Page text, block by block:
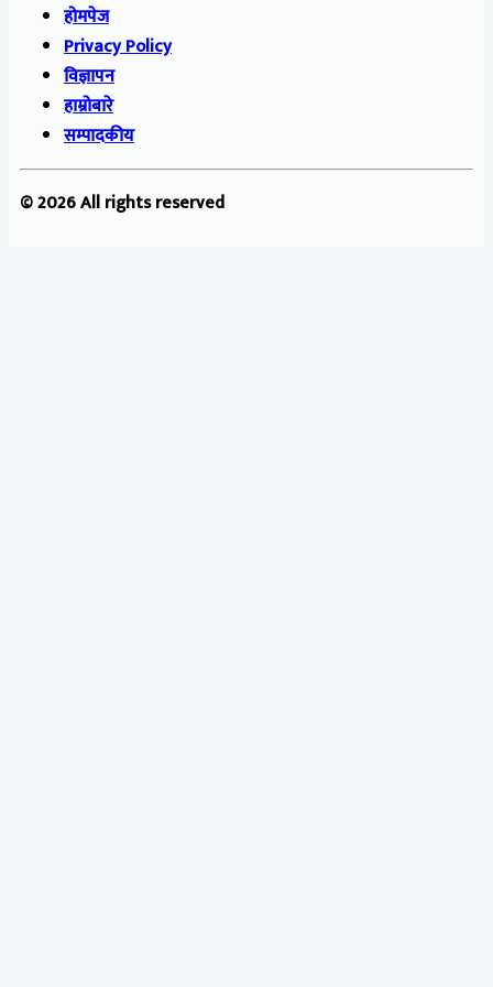
होमपेज
Privacy Policy
विज्ञापन
हाम्रोबारे
सम्पादकीय
© 2026 All rights reserved